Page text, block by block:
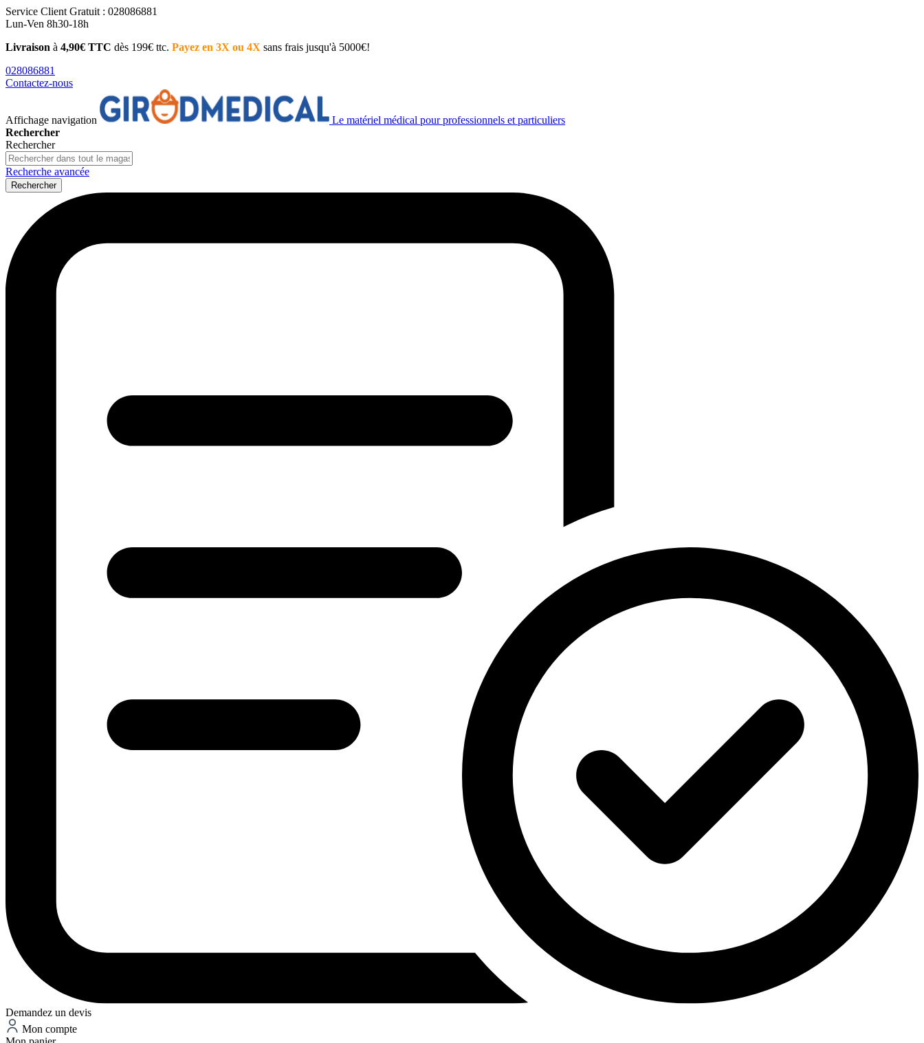
Service Client Gratuit : 028086881
Lun-Ven 8h30-18h
Livraison à 4,90€ TTC dès 199€ ttc. Payez en 3X ou 4X sans frais jusqu'à 5000€!
028086881
Contactez-nous
Affichage navigation
Le matériel médical pour professionnels et particuliers
Rechercher
Rechercher
Recherche avancée
Rechercher
Demandez un devis
Mon compte